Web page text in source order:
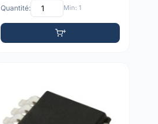
Quantité: Min: 1